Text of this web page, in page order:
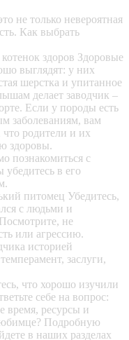
не только невероятная
Как выбрать
здоров Здоровые
выглядят: у них
шерстка и упитанное
делает заводчик –
Если у породы есть
заболеваниям, вам
родители и их
здоровы.
познакомиться с
в его
питомец Убедитесь,
с людьми и
не
или агрессию.
историей
заслуги,
что хорошо изучили
себе на вопрос:
время, ресурсы и
Подробную
в наших разделах